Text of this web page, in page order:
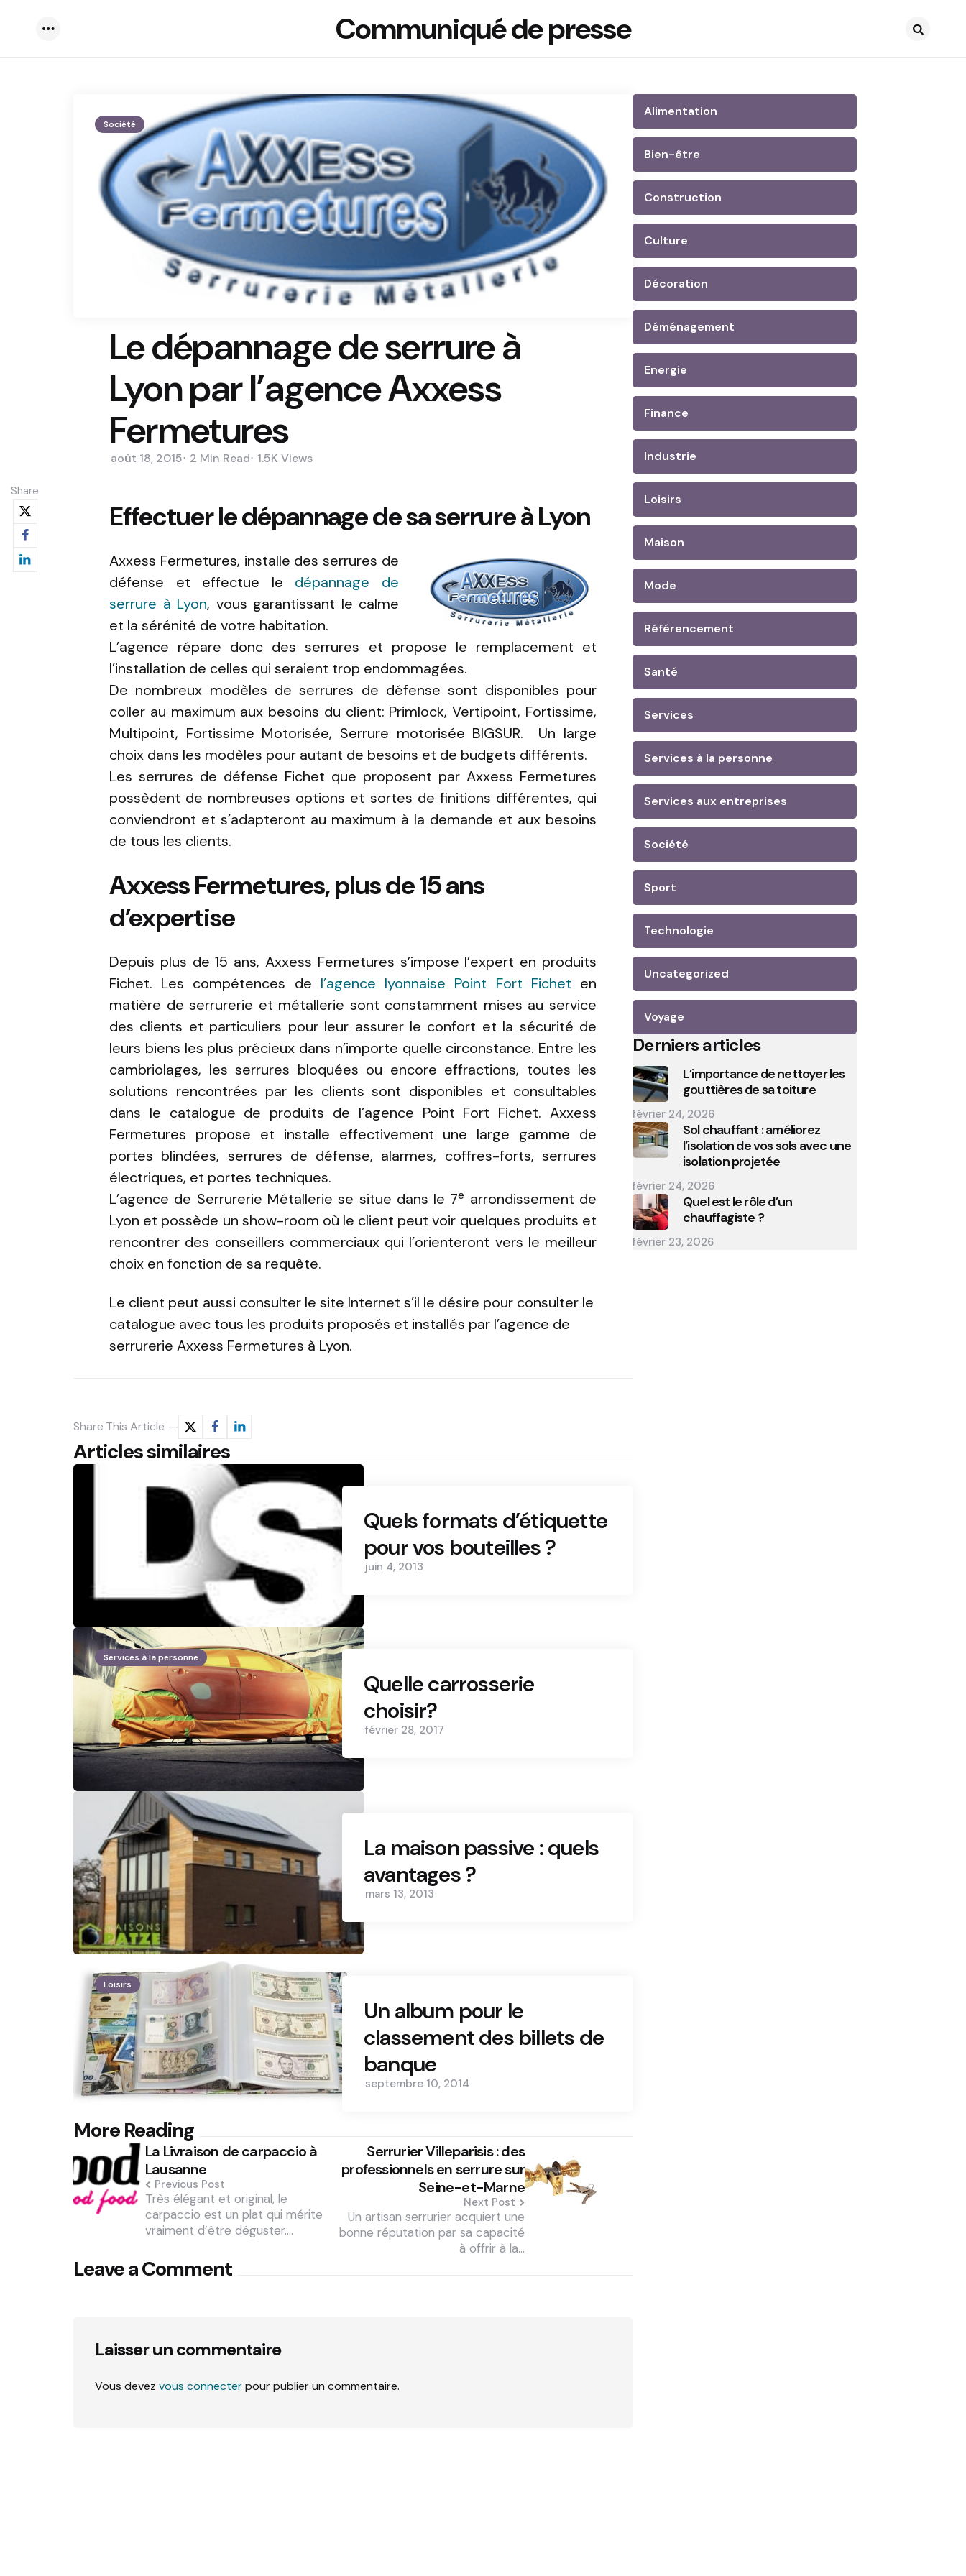
Communiqué de presse
Société
Le dépannage de serrure à
Lyon par l’agence Axxess
Fermetures
août 18, 2015 2 Min Read 1.5K Views
Share
Effectuer le dépannage de sa serrure à Lyon
Axxess Fermetures, installe des serrures de
défense et effectue le dépannage de
serrure à Lyon, vous garantissant le calme
et la sérénité de votre habitation.
L’agence répare donc des serrures et propose le remplacement et
l’installation de celles qui seraient trop endommagées.
De nombreux modèles de serrures de défense sont disponibles pour
coller au maximum aux besoins du client: Primlock, Vertipoint, Fortissime,
Multipoint, Fortissime Motorisée, Serrure motorisée BIGSUR. Un large
choix dans les modèles pour autant de besoins et de budgets différents.
Les serrures de défense Fichet que proposent par Axxess Fermetures
possèdent de nombreuses options et sortes de finitions différentes, qui
conviendront et s’adapteront au maximum à la demande et aux besoins
de tous les clients.
Axxess Fermetures, plus de 15 ans
d’expertise
Depuis plus de 15 ans, Axxess Fermetures s’impose l’expert en produits
Fichet. Les compétences de l’agence lyonnaise Point Fort Fichet en
matière de serrurerie et métallerie sont constamment mises au service
des clients et particuliers pour leur assurer le confort et la sécurité de
leurs biens les plus précieux dans n’importe quelle circonstance. Entre les
cambriolages, les serrures bloquées ou encore effractions, toutes les
solutions rencontrées par les clients sont disponibles et consultables
dans le catalogue de produits de l’agence Point Fort Fichet. Axxess
Fermetures propose et installe effectivement une large gamme de
portes blindées, serrures de défense, alarmes, coffres-forts, serrures
électriques, et portes techniques.
L’agence de Serrurerie Métallerie se situe dans le 7e arrondissement de
Lyon et possède un show-room où le client peut voir quelques produits et
rencontrer des conseillers commerciaux qui l’orienteront vers le meilleur
choix en fonction de sa requête.
Le client peut aussi consulter le site Internet s’il le désire pour consulter le
catalogue avec tous les produits proposés et installés par l’agence de
serrurerie Axxess Fermetures à Lyon.
Share This Article
Articles similaires
Quels formats d’étiquette
pour vos bouteilles ?
juin 4, 2013
Services à la personne
Quelle carrosserie
choisir?
février 28, 2017
La maison passive : quels
avantages ?
mars 13, 2013
Loisirs
Un album pour le
classement des billets de
banque
septembre 10, 2014
More Reading
Post
navigationLa Livraison de carpaccio à
Lausanne
Previous Post
Très élégant et original, le
carpaccio est un plat qui mérite
vraiment d’être déguster.…
Serrurier Villeparisis : des
professionnels en serrure sur
Seine-et-Marne
Next Post
Un artisan serrurier acquiert une
bonne réputation par sa capacité
à offrir à la…
Leave a Comment
Laisser un commentaire
Vous devez vous connecterpour publier un commentaire.
Alimentation
Bien-être
Construction
Culture
Décoration
Déménagement
Energie
Finance
Industrie
Loisirs
Maison
Mode
Référencement
Santé
Services
Services à la personne
Services aux entreprises
Société
Sport
Technologie
Uncategorized
Voyage
Derniers articles
L’importance de nettoyer les
gouttières de sa toiture
février 24, 2026
Sol chauffant : améliorez
l’isolation de vos sols avec une
isolation projetée
février 24, 2026
Quel est le rôle d’un
chauffagiste ?
février 23, 2026